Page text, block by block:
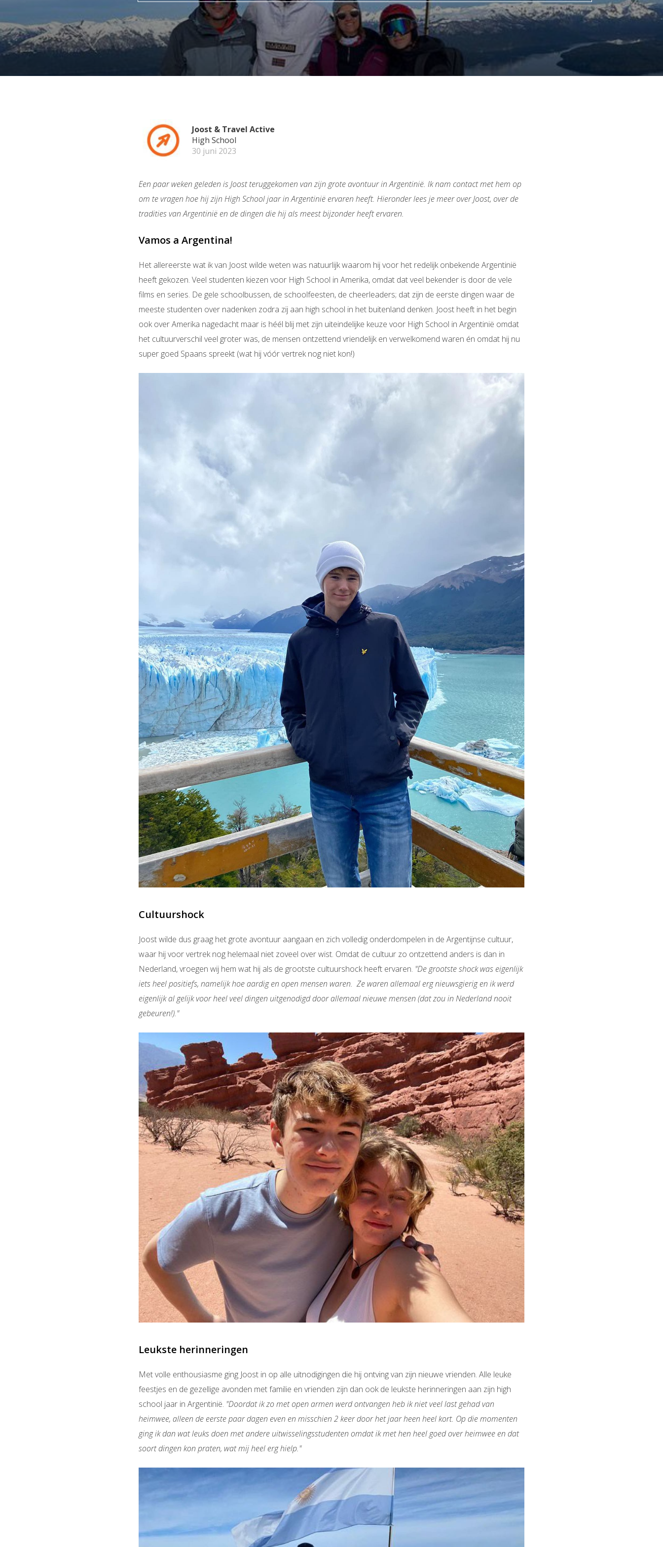
Joost & Travel Active
High School
30 juni 2023
Een paar weken geleden is Joost teruggekomen van zijn grote avontuur in Argentinië. Ik nam contact met hem op
om te vragen hoe hij zijn High School jaar in Argentinië ervaren heeft. Hieronder lees je meer over Joost, over de
tradities van Argentinië en de dingen die hij als meest bijzonder heeft ervaren.
Vamos a Argentina!
Het allereerste wat ik van Joost wilde weten was natuurlijk waarom hij voor het redelijk onbekende Argentinië
heeft gekozen. Veel studenten kiezen voor High School in Amerika, omdat dat veel bekender is door de vele
films en series. De gele schoolbussen, de schoolfeesten, de cheerleaders; dat zijn de eerste dingen waar de
meeste studenten over nadenken zodra zij aan high school in het buitenland denken. Joost heeft in het begin
ook over Amerika nagedacht maar is héél blij met zijn uiteindelijke keuze voor High School in Argentinië omdat
het cultuurverschil veel groter was, de mensen ontzettend vriendelijk en verwelkomend waren én omdat hij nu
super goed Spaans spreekt (wat hij vóór vertrek nog niet kon!)
Cultuurshock
Joost wilde dus graag het grote avontuur aangaan en zich volledig onderdompelen in de Argentijnse cultuur,
waar hij voor vertrek nog helemaal niet zoveel over wist. Omdat de cultuur zo ontzettend anders is dan in
Nederland, vroegen wij hem wat hij als de grootste cultuurshock heeft ervaren. "De grootste shock was eigenlijk
iets heel positiefs, namelijk hoe aardig en open mensen waren. Ze waren allemaal erg nieuwsgierig en ik werd
eigenlijk al gelijk voor heel veel dingen uitgenodigd door allemaal nieuwe mensen (dat zou in Nederland nooit
gebeuren!)."
Leukste herinneringen
Met volle enthousiasme ging Joost in op alle uitnodigingen die hij ontving van zijn nieuwe vrienden. Alle leuke
feestjes en de gezellige avonden met familie en vrienden zijn dan ook de leukste herinneringen aan zijn high
school jaar in Argentinië. "Doordat ik zo met open armen werd ontvangen heb ik niet veel last gehad van
heimwee, alleen de eerste paar dagen even en misschien 2 keer door het jaar heen heel kort. Op die momenten
ging ik dan wat leuks doen met andere uitwisselingsstudenten omdat ik met hen heel goed over heimwee en dat
soort dingen kon praten, wat mij heel erg hielp."